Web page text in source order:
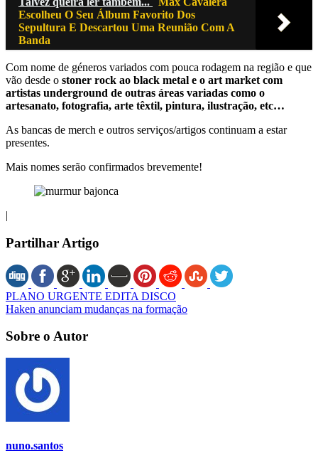
Escolheu O Seu Álbum Favorito Dos
Sepultura E Descartou Uma Reunião Com A
Banda
Com nome de géneros variados com pouca rodagem na região e que
vão desde o stoner rock ao black metal e o art market com
artistas underground de outras áreas variadas como o
artesanato, fotografia, arte têxtil, pintura, ilustração, etc…
As bancas de merch e outros serviços/artigos continuam a estar
presentes.
Mais nomes serão confirmados brevemente!
|
Partilhar Artigo
PLANO URGENTE EDITA DISCO
Haken anunciam mudanças na formação
Sobre o Autor
nuno.santos